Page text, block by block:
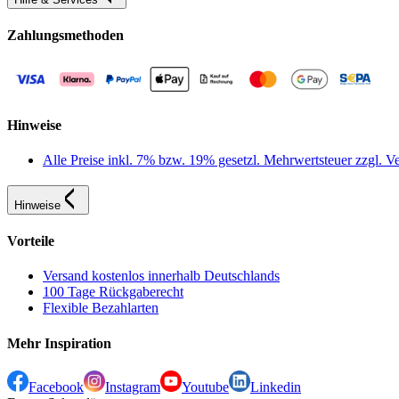
Zahlungsmethoden
Hinweise
Alle Preise inkl. 7% bzw. 19% gesetzl. Mehrwertsteuer zzgl.
Hinweise
Vorteile
Versand kostenlos innerhalb Deutschlands
100 Tage Rückgaberecht
Flexible Bezahlarten
Mehr Inspiration
Facebook Instagram Youtube
Linkedin